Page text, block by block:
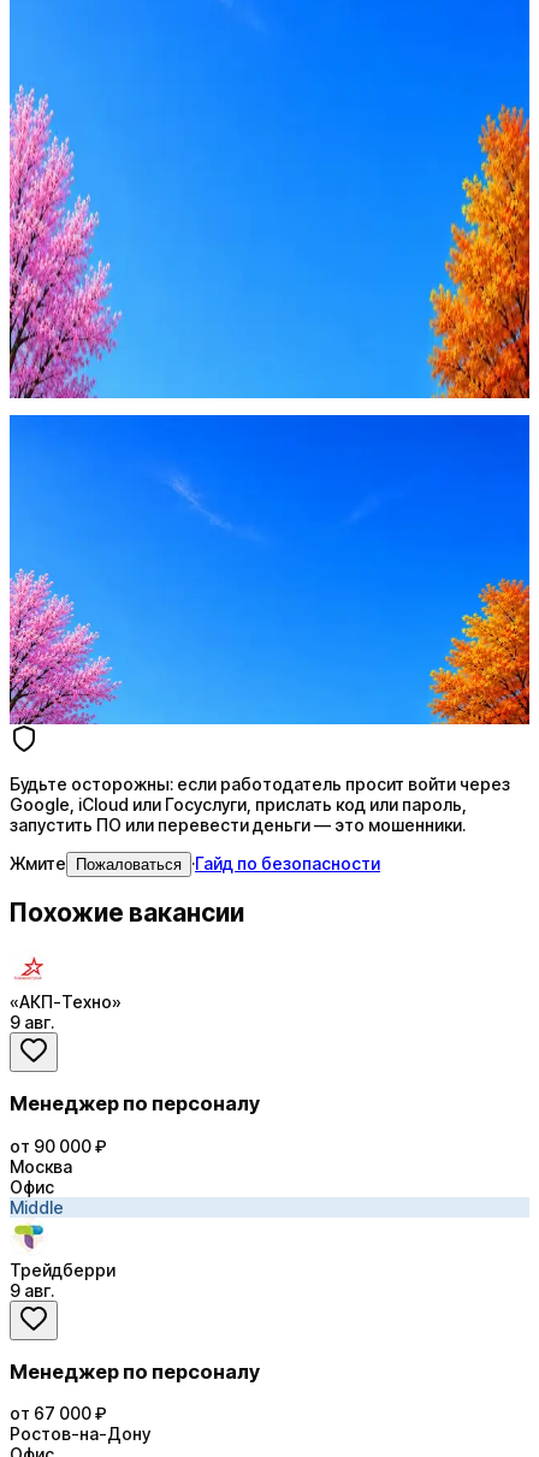
Будьте осторожны: если работодатель просит войти через
Google, iCloud или Госуслуги, прислать код или пароль,
запустить ПО или перевести деньги — это мошенники.
Жмите Пожаловаться
Стратегия поиска с AI: рынки, позиции, вилка, каналы
Будьте осторожны: если работодатель просит войти через
Google, iCloud или Госуслуги, прислать код или пароль,
запустить ПО или перевести деньги — это мошенники.
Жмите
Пожаловаться ·Гайд по безопасности
Похожие вакансии
«АКП-Техно»
9 авг.
Менеджер по персоналу
от 90 000 ₽
Москва
Офис
Middle
Трейдберри
9 авг.
Менеджер по персоналу
от 67 000 ₽
Ростов-на-Дону